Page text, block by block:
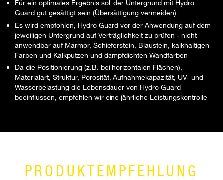
Für ein optimales Ergebnis soll der Untergrund mit Hydro
Guard gut gesättigt sein (Übersättigung vermeiden)
Es wird empfohlen, Hydro Guard vor der Anwendung auf dem
jeweiligen Untergrund auf Verträglichkeit zu prüfen - nicht
anwendbar auf Marmor, Schieferstein, Blaustein, kalkhaltigen
Farben und Kalkputzen und dampfdichten Wandfarben
Da die Positionierung (z.B. bei horizontalen Flächen),
Materialart, Struktur, Porosität, Aufnahmekapazität, UV- und
Wasserbelastung die Lebensdauer von Hydro Guard
beeinflussen, empfehlen wir eine jährliche Leistungskontrolle
PRODUKTEMPFEHLUNG